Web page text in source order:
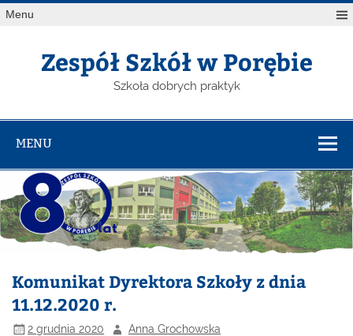
Menu
Zespół Szkół w Porębie
Szkoła dobrych praktyk
MENU
Komunikat Dyrektora Szkoły z dnia
11.12.2020 r.
2 grudnia 2020 Anna Grochowska